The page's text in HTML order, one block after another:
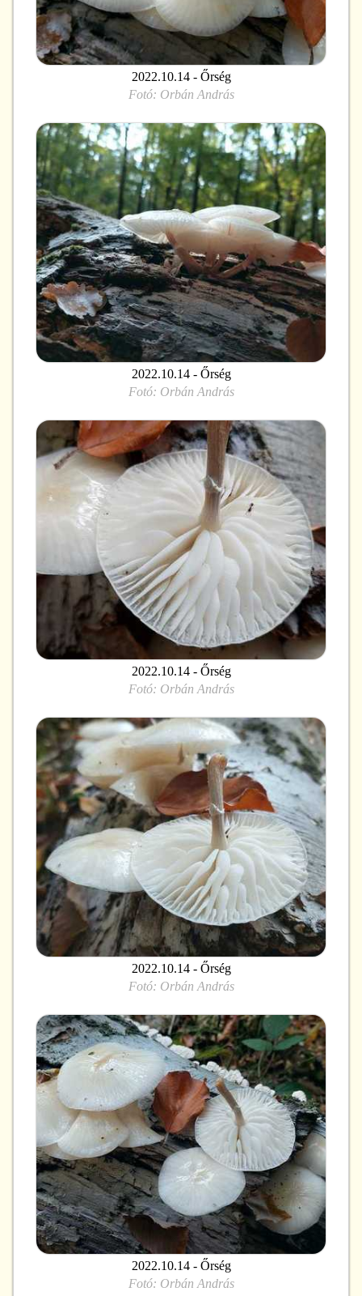
2022.10.14 - Őrség
Fotó: Orbán András
2022.10.14 - Őrség
Fotó: Orbán András
2022.10.14 - Őrség
Fotó: Orbán András
2022.10.14 - Őrség
Fotó: Orbán András
2022.10.14 - Őrség
Fotó: Orbán András